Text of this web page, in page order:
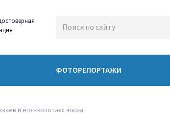
ФОТОРЕПОРТАЖИ
и его «золотая» эпоха